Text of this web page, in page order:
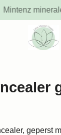
Mintenz
geperst